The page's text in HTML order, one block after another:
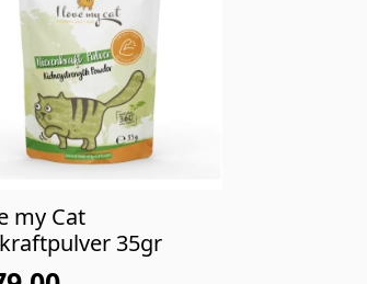
my Cat
35gr